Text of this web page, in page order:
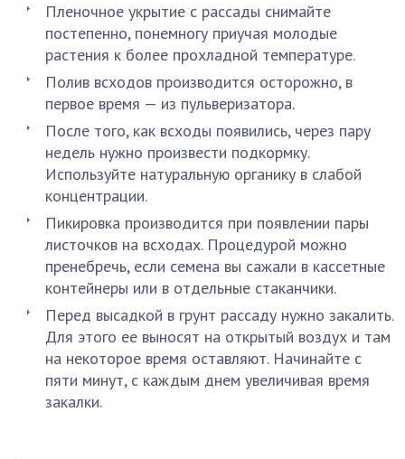
Пленочное укрытие с рассады снимайте
постепенно, понемногу приучая молодые
растения к более прохладной температуре.
Полив всходов производится осторожно, в
первое время — из пульверизатора.
После того, как всходы появились, через пару
недель нужно произвести подкормку.
Используйте натуральную органику в слабой
концентрации.
Пикировка производится при появлении пары
листочков на всходах. Процедурой можно
пренебречь, если семена вы сажали в кассетные
контейнеры или в отдельные стаканчики.
Перед высадкой в грунт рассаду нужно закалить.
Для этого ее выносят на открытый воздух и там
на некоторое время оставляют. Начинайте с
пяти минут, с каждым днем увеличивая время
закалки.